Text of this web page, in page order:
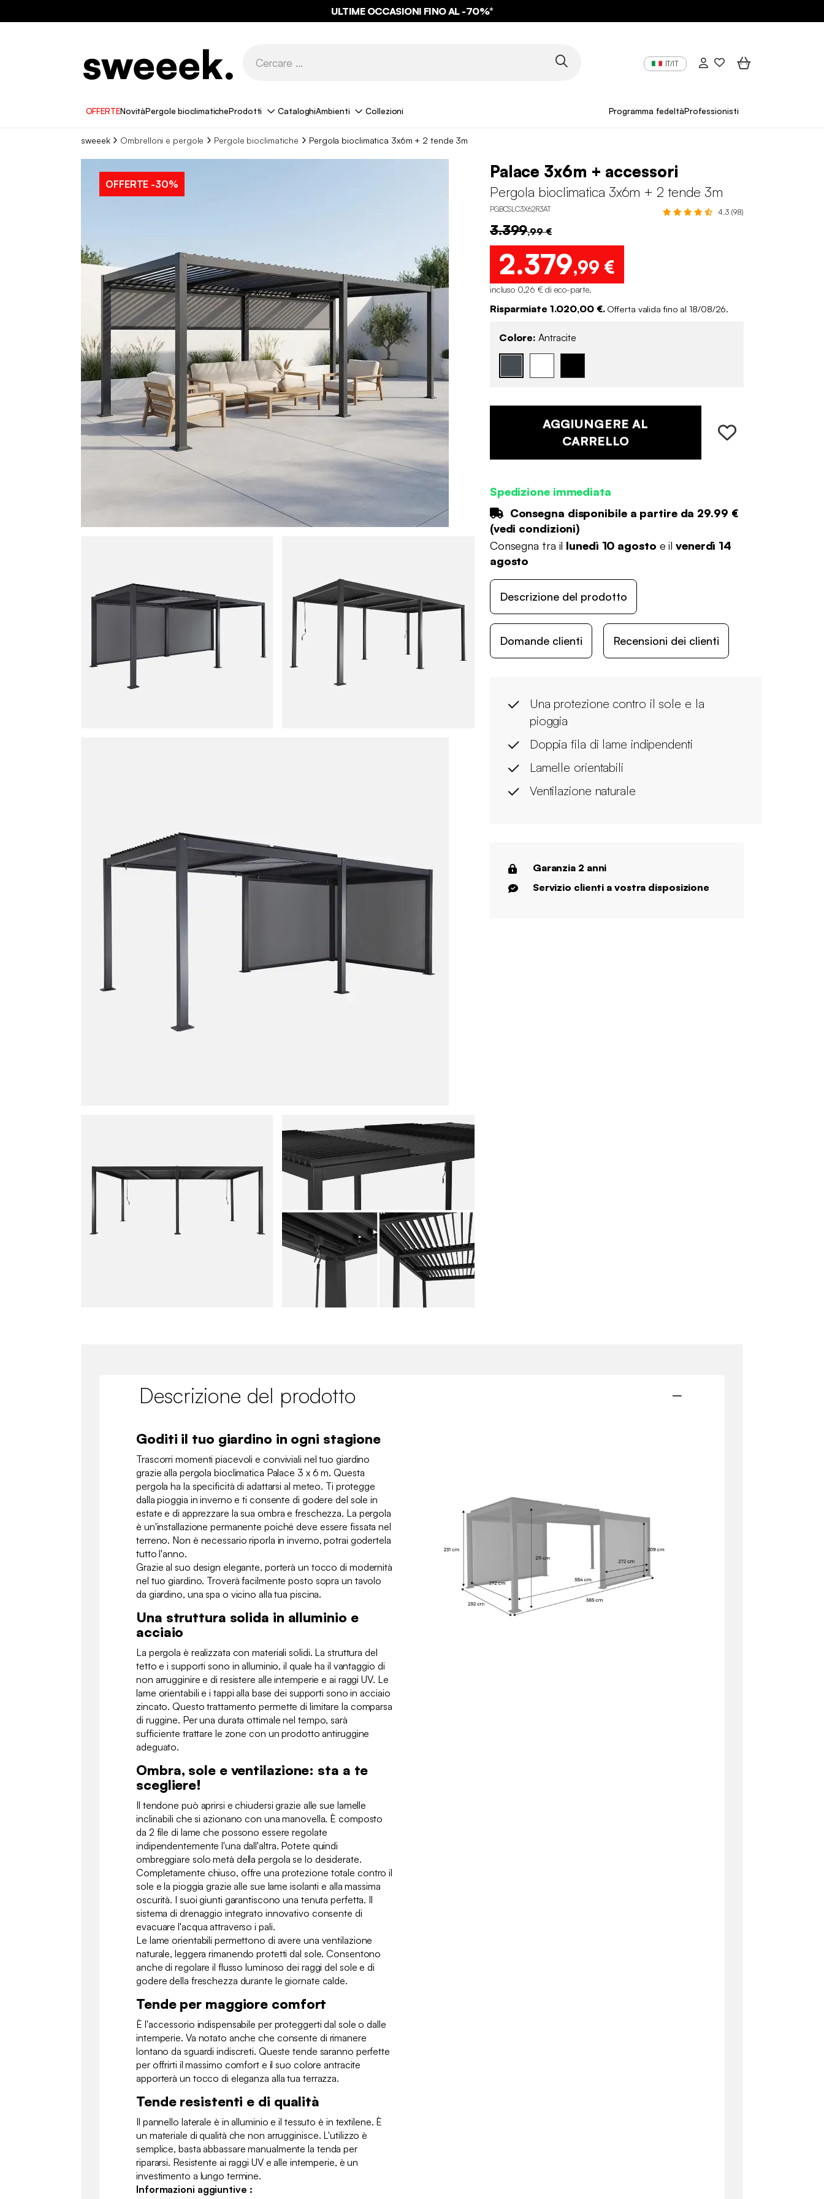
ULTIME OCCASIONI FINO AL -70%*
IT/IT
OFFERTENovitàPergole bioclimaticheProdotti CataloghiAmbienti Collezioni Programma fedeltàProfessionisti
sweeek Ombrelloni e pergole Pergole bioclimatiche Pergola bioclimatica 3x6m + 2 tende 3m
OFFERTE -30%
Palace 3x6m + accessori
Pergola bioclimatica 3x6m + 2 tende 3m
PGBCSLC3X62R3AT 4.3 (98)
3.399,99 €
2.379,99 €
incluso 0,26 € di eco-parte.
Risparmiate 1.020,00 €. Offerta valida fino al 18/08/26.
Colore: Antracite
AGGIUNGERE AL
CARRELLO
Spedizione immediata
Consegna disponibile a partire da 29.99 €
(vedi condizioni)
Consegna tra il lunedì 10 agosto e ilvenerdì 14
agosto
Descrizione del prodotto
Domande clienti Recensioni dei clienti
Una protezione contro il sole e la
pioggia
Doppia fila di lame indipendenti
Lamelle orientabili
Ventilazione naturale
Garanzia 2 anni
Servizio clienti a vostra disposizione
Descrizione del prodotto
Goditi il tuo giardino in ogni stagione
Trascorri momenti piacevoli e conviviali nel tuo giardino
grazie alla pergola bioclimatica Palace 3 x 6 m. Questa
pergola ha la specificità di adattarsi al meteo. Ti protegge
dalla pioggia in inverno e ti consente di godere del sole in
estate e di apprezzare la sua ombra e freschezza. La pergola
è un'installazione permanente poiché deve essere fissata nel
terreno. Non è necessario riporla in inverno, potrai godertela
tutto l'anno.
Grazie al suo design elegante, porterà un tocco di modernità
nel tuo giardino. Troverà facilmente posto sopra un tavolo
da giardino, una spa o vicino alla tua piscina.
Una struttura solida in alluminio e
acciaio
La pergola è realizzata con materiali solidi. La struttura del
tetto e i supporti sono in alluminio, il quale ha il vantaggio di
non arrugginire e di resistere alle intemperie e ai raggi UV. Le
lame orientabili e i tappi alla base dei supporti sono in acciaio
zincato. Questo trattamento permette di limitare la comparsa
di ruggine. Per una durata ottimale nel tempo, sarà
sufficiente trattare le zone con un prodotto antiruggine
adeguato.
Ombra, sole e ventilazione: sta a te
scegliere!
Il tendone può aprirsi e chiudersi grazie alle sue lamelle
inclinabili che si azionano con una manovella. È composto
da 2 file di lame che possono essere regolate
indipendentemente l'una dall'altra. Potete quindi
ombreggiare solo metà della pergola se lo desiderate.
Completamente chiuso, offre una protezione totale contro il
sole e la pioggia grazie alle sue lame isolanti e alla massima
oscurità. I suoi giunti garantiscono una tenuta perfetta. Il
sistema di drenaggio integrato innovativo consente di
evacuare l'acqua attraverso i pali.
Le lame orientabili permettono di avere una ventilazione
naturale, leggera rimanendo protetti dal sole. Consentono
anche di regolare il flusso luminoso dei raggi del sole e di
godere della freschezza durante le giornate calde.
Tende per maggiore comfort
È l'accessorio indispensabile per proteggerti dal sole o dalle
intemperie. Va notato anche che consente di rimanere
lontano da sguardi indiscreti. Queste tende saranno perfette
per offrirti il massimo comfort e il suo colore antracite
apporterà un tocco di eleganza alla tua terrazza.
Tende resistenti e di qualità
Il pannello laterale è in alluminio e il tessuto è in textilene. È
un materiale di qualità che non arrugginisce. L'utilizzo è
semplice, basta abbassare manualmente la tenda per
ripararsi. Resistente ai raggi UV e alle intemperie, è un
investimento a lungo termine.
Informazioni aggiuntive :